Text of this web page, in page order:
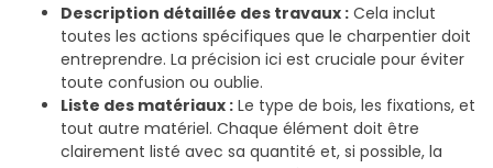
Description détaillée des travaux : Cela inclut
toutes les actions spécifiques que le charpentier doit
entreprendre. La précision ici est cruciale pour éviter
toute confusion ou oublie.
Liste des matériaux : Le type de bois, les fixations, et
tout autre matériel. Chaque élément doit être
clairement listé avec sa quantité et, si possible, la